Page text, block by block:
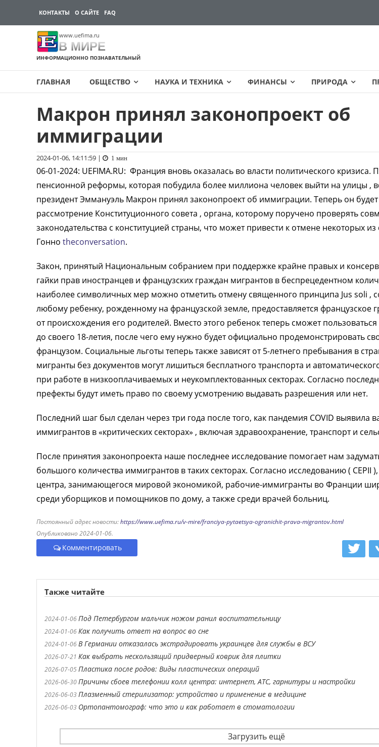
КОНТАКТЫ О САЙТЕ FAQ
www.uefima.ru
В МИРЕ
ИНФОРМАЦИОННО ПОЗНАВАТЕЛЬНЫЙ
ГЛАВНАЯ ОБЩЕСТВО НАУКА И ТЕХНИКА ФИНАНСЫ ПРИРОДА
содержимому
Макрон принял законопроект об
иммиграции
2024-01-06, 14:11:59 | 1 мин
06-01-2024: UEFIMA.RU: Франция вновь оказалась во власти политического кризиса.
пенсионной реформы, которая побудила более миллиона человек выйти на улицы ,
президент Эммануэль Макрон принял законопроект об иммиграции. Теперь он
рассмотрение Конституционного совета , органа, которому поручено проверять
законодательства с конституцией страны, что может привести к отмене некоторых
Гонно theconversation.
Закон, принятый Национальным собранием при поддержке крайне правых и
гайки прав иностранцев и французских граждан мигрантов в беспрецедентном
наиболее символичных мер можно отметить отмену священного принципа Jus soli ,
любому ребенку, рожденному на французской земле, предоставляется французское
от происхождения его родителей. Вместо этого ребенок теперь сможет
до своего 18-летия, после чего ему нужно будет официально продемонстрировать
французом. Социальные льготы теперь также зависят от 5-летнего пребывания в
мигранты без документов могут лишиться бесплатного транспорта и
при работе в низкооплачиваемых и неукомплектованных секторах. Согласно
префекты будут иметь право по своему усмотрению выдавать разрешения или нет.
Последний шаг был сделан через три года после того, как пандемия COVID выявила
иммигрантов в «критических секторах» , включая здравоохранение, транспорт и
После принятия законопроекта наше последнее исследование помогает нам
большого количества иммигрантов в таких секторах. Согласно исследованию ( CEPII
центра, занимающегося мировой экономикой, рабочие-иммигранты во Франции
среди уборщиков и помощников по дому, а также среди врачей больниц.
Постоянный адрес новости:https://www.uefima.ru/v-mire/franciya-pytaetsya-ogranichit-prava-migrantov.html
Опубликовано 2024-01-06.
Комментировать
Также читайте
2024-01-06Под Петербургом мальчик ножом ранил воспитательницу
2024-01-06Как получить ответ на вопрос во сне
2024-01-06В Германии отказалась экстрадировать украинцев для службы в ВСУ
2026-07-21 Как выбрать нескользящий придверный коврик для плитки
2026-07-05Пластика после родов: Виды пластических операций
2026-06-30Причины сбоев телефонии колл центра: интернет, АТС, гарнитуры и настройки
2026-06-03Плазменный стерилизатор: устройство и применение в медицине
2026-06-03 Ортопантомограф: что это и как работает в стоматологии
Загрузить ещё